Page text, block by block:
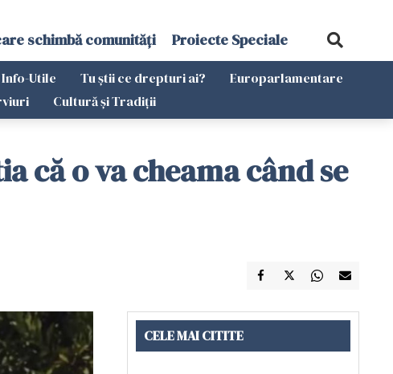
schimbă comunități Proiecte Speciale
Info-Utile Tu știi ce drepturi ai?
Europarlamentare
Cultură și Tradiții
că o va cheama când se
CELE MAI CITITE